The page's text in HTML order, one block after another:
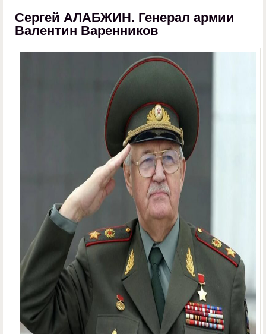
Сергей АЛАБЖИН. Генерал армии
Валентин Варенников